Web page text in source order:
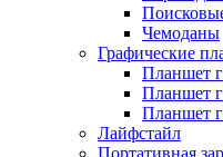
Чемоданы
Графические
Планшет
Планшет
Планшет
Лайфстайл
Портативная